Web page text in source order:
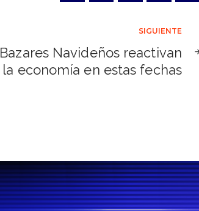
SIGUIENTE
Bazares Navideños reactivan
la economía en estas fechas